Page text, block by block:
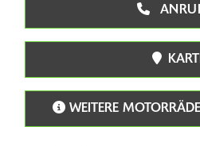
WEITERE